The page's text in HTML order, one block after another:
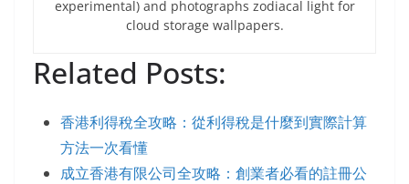
experimental) and photographs zodiacal light for
cloud storage wallpapers.
Related Posts:
香港利得稅全攻略：從利得稅是什麼到實際計算
方法一次看懂
成立香港有限公司全攻略：創業者必看的註冊公